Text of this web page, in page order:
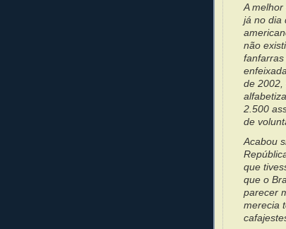
A
já no dia
não
de 2002,
2.500
de
Acabou
que
que o
parecer
merecia